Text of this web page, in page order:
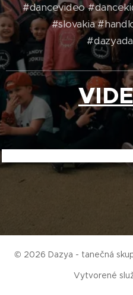
#dancevideo
#slovakia
© 2026 Dazya - tanečná
Vytvorené